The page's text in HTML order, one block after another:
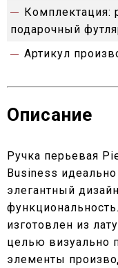
Комплектация:
подарочный
Артикул
Описание
Ручка перьевая
Business
элегантный
изготовлен из
целью визуально
элементы